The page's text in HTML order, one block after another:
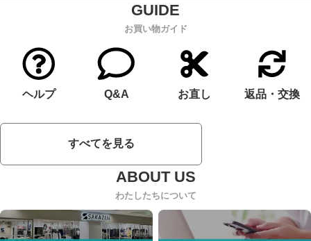
お買い物ガイド
ヘルプ Q&A お直し 返品・交換
すべてを見る
わたしたちについて